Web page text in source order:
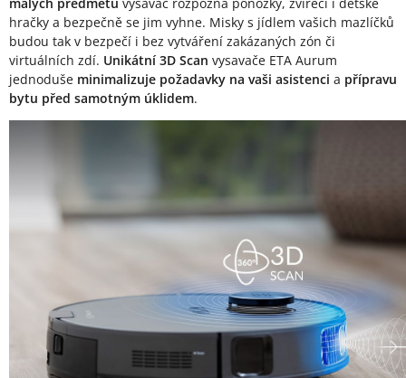
hračky a bezpečně se jim vyhne. Misky s jídlem vašich mazlíčků
budou tak v bezpečí i bez vytváření zakázaných zón či
virtuálních zdí. Unikátní 3D Scan vysavače ETA Aurum
jednoduše minimalizuje požadavky na vaši asistenci a přípravu
bytu před samotným úklidem.